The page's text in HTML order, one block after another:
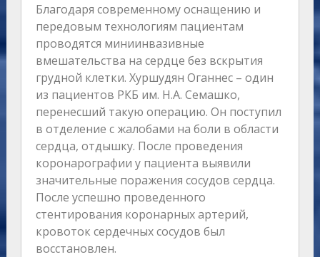
Благодаря современному оснащению и
передовым технологиям пациентам
проводятся миниинвазивные
вмешательства на сердце без вскрытия
грудной клетки. Хуршудян Оганнес – один
из пациентов РКБ им. Н.А. Семашко,
перенесший такую операцию. Он поступил
в отделение с жалобами на боли в области
сердца, отдышку. После проведения
коронарографии у пациента выявили
значительные поражения сосудов сердца.
После успешно проведенного
стентирования коронарных артерий,
кровоток сердечных сосудов был
восстановлен.